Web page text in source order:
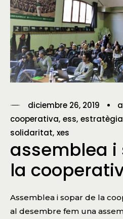
diciembre 26, 2019
cooperativa ess
solidaritat xes
assemblea i
la
Assemblea i sopar de la
al desembre fem una